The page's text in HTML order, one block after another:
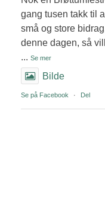
gang tusen takk til
små og store
denne dagen, så
... Se mer
Bilde
Se på Facebook · Del